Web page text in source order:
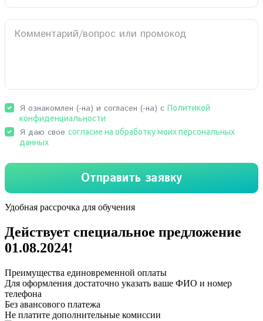
Удобная рассрочка для обучения
Действует специальное предложение
01.08.2024!
Преимущества единовременной оплаты
Для оформления достаточно указать ваше ФИО и номер
телефона
Без авансового платежа
Не платите дополнительные комиссии